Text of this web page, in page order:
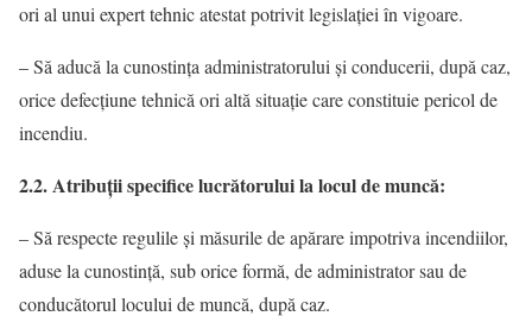
ori al unui expert tehnic atestat potrivit legislaţiei în vigoare.
– Să aducă la cunostința administratorului și conducerii, după caz,
orice defecțiune tehnică ori altă situaţie care constituie pericol de
incendiu.
2.2.Atribuţii specifice lucrătorului la locul de muncă:
– Să respecte regulile şi măsurile de apărare impotriva incendiilor,
aduse la cunostinţă, sub orice formă, de administrator sau de
conducătorul locului de muncă, după caz.